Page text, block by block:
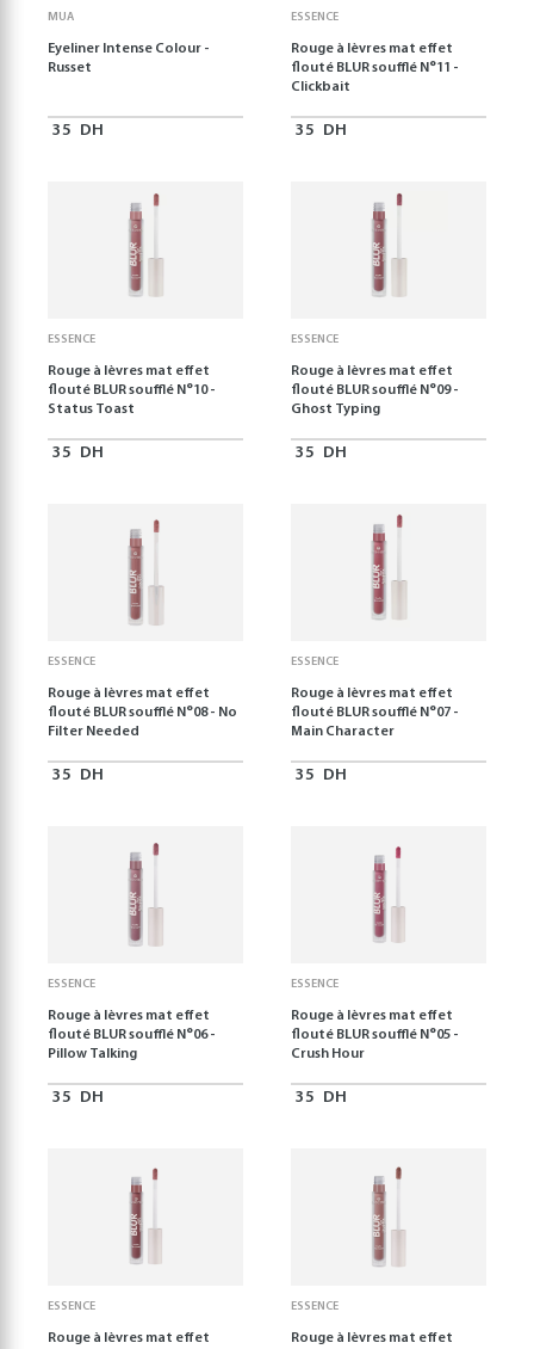
MUA
Eyeliner Intense Colour -
Russet
35 DH
ESSENCE
Rouge à lèvres mat effet
flouté BLUR soufflé N°11 -
Clickbait
35 DH
ESSENCE
Rouge à lèvres mat effet
flouté BLUR soufflé N°10 -
Status Toast
35 DH
ESSENCE
Rouge à lèvres mat effet
flouté BLUR soufflé N°09 -
Ghost Typing
35 DH
ESSENCE
Rouge à lèvres mat effet
flouté BLUR soufflé N°08 - No
Filter Needed
35 DH
ESSENCE
Rouge à lèvres mat effet
flouté BLUR soufflé N°07 -
Main Character
35 DH
ESSENCE
Rouge à lèvres mat effet
flouté BLUR soufflé N°06 -
Pillow Talking
35 DH
ESSENCE
Rouge à lèvres mat effet
flouté BLUR soufflé N°05 -
Crush Hour
35 DH
ESSENCE
Rouge à lèvres mat effet
ESSENCE
Rouge à lèvres mat effet